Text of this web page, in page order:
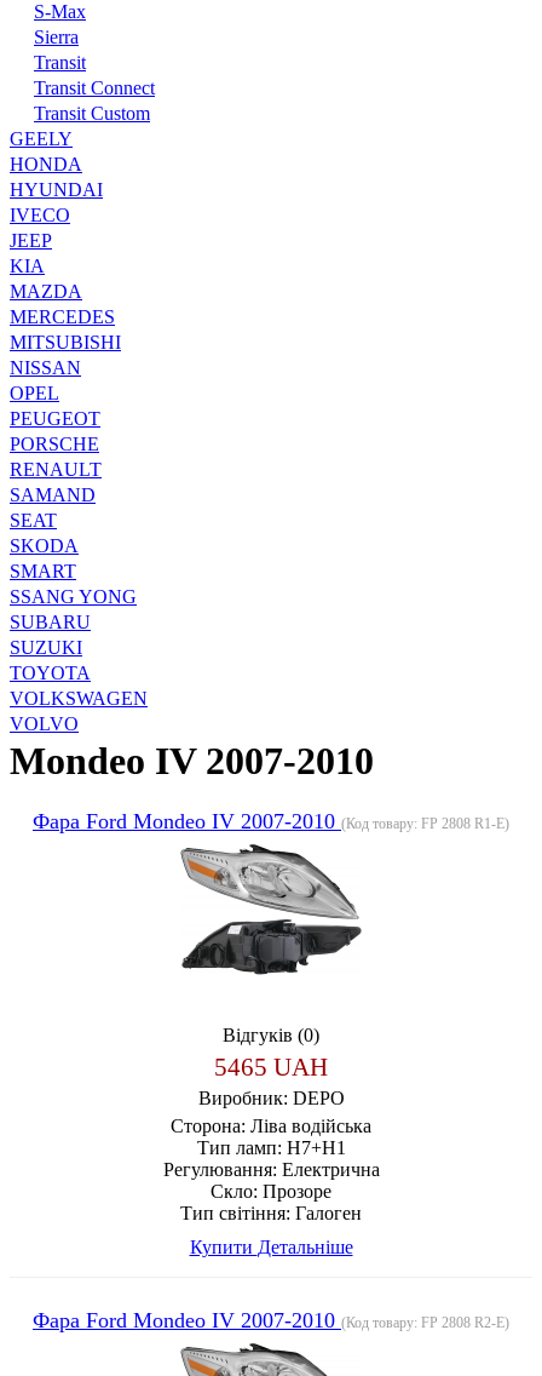
S-Max
Sierra
Transit
Transit Connect
Transit Custom
GEELY
HONDA
HYUNDAI
IVECO
JEEP
KIA
MAZDA
MERCEDES
MITSUBISHI
NISSAN
OPEL
PEUGEOT
PORSCHE
RENAULT
SAMAND
SEAT
SKODA
SMART
SSANG YONG
SUBARU
SUZUKI
TOYOTA
VOLKSWAGEN
VOLVO
Mondeo IV 2007-2010
Фара Ford Mondeo IV 2007-2010 (Код товару: FP 2808 R1-E)
Відгуків (0)
5465 UAH
Виробник: DEPO
Сторона: Ліва водійська
Тип ламп: H7+H1
Регулювання: Електрична
Скло: Прозоре
Тип світіння: Галоген
Купити Детальніше
Фара Ford Mondeo IV 2007-2010 (Код товару: FP 2808 R2-E)